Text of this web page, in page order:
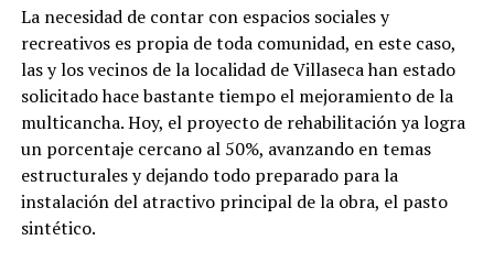
La necesidad de contar con espacios sociales y
recreativos es propia de toda comunidad, en este caso,
las y los vecinos de la localidad de Villaseca han estado
solicitado hace bastante tiempo el mejoramiento de la
multicancha. Hoy, el proyecto de rehabilitación ya logra
un porcentaje cercano al 50%, avanzando en temas
estructurales y dejando todo preparado para la
instalación del atractivo principal de la obra, el pasto
sintético.